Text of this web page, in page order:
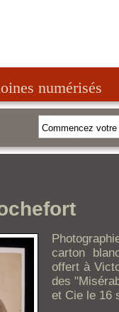
numérisés
carton
offert à
des
et Cie le 16